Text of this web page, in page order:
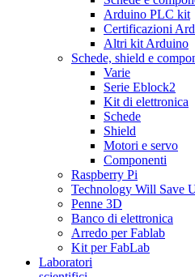
Arduino PLC kit
Certificazioni
Altri kit Arduino
Schede, shield e
Varie
Serie Eblock2
Kit di elettronica
Schede
Shield
Motori e servo
Componenti
Raspberry Pi
Technology Will Save
Penne 3D
Banco di elettronica
Arredo per Fablab
Kit per FabLab
Laboratori